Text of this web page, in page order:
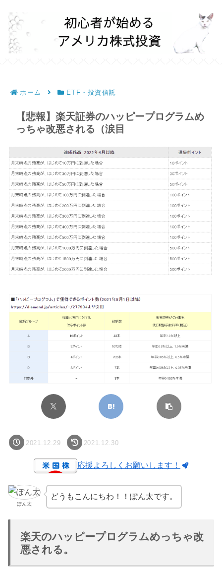
ホーム ETF・投資信託
【悲報】楽天証券のハッピープログラムめ
っちゃ改悪される（涙目
2021.12.29 2021.12.30
応援よろしくお願いします！
ぽん太
どうもこんにちわ！！ぽん太です。
楽天のハッピープログラムめっちゃ改
悪される。